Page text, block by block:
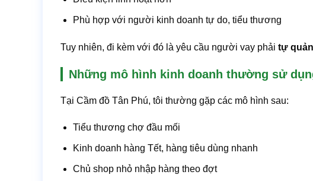
Phù hợp với người kinh doanh tự do, tiểu thương
Tuy nhiên, đi kèm với đó là yêu cầu người vay phải tự
Những mô hình kinh doanh thường sử
Tại Cầm đồ Tân Phú, tôi thường gặp các mô hình sau:
Tiểu thương chợ đầu mối
Kinh doanh hàng Tết, hàng tiêu dùng nhanh
Chủ shop nhỏ nhập hàng theo đợt